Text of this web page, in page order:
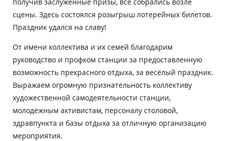
сцены. Здесь состоялся розыгрыш лотерейных билетов.
Праздник удался на славу!
От имени коллектива и их семей благодарим
руководство и профком станции за предоставленную
возможность прекрасного отдыха, за весёлый праздник.
Выражаем огромную признательность коллективу
художественной самодеятельности станции,
молодёжным активистам, персоналу столовой,
здравпункта и базы отдыха за отличную организацию
мероприятия.